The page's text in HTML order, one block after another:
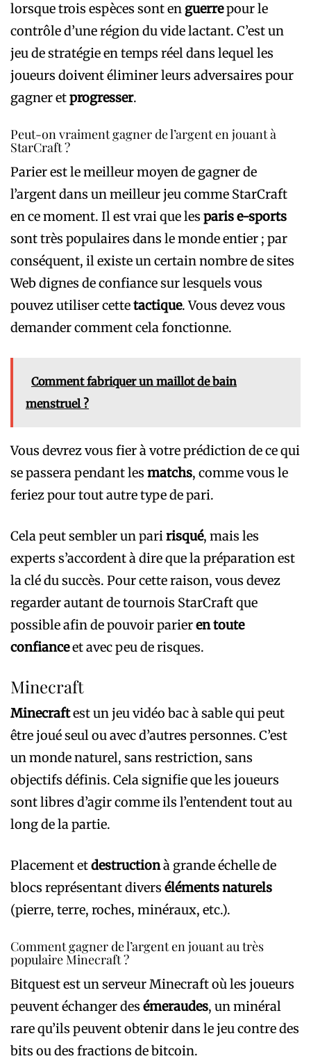
lorsque trois espèces sont en guerrepour le
contrôle d’une région du vide lactant. C’est un
jeu de stratégie en temps réel dans lequel les
joueurs doivent éliminer leurs adversaires pour
gagner etprogresser.
Peut-on vraiment gagner de l’argent en jouant à
StarCraft ?
Parier est le meilleur moyen de gagner de
l’argent dans un meilleur jeu comme StarCraft
en ce moment. Il est vrai que les parise-sports
sont très populaires dans le monde entier ; par
conséquent, il existe un certain nombre de sites
Web dignes de confiance sur lesquels vous
pouvez utiliser cettetactique. Vous devez vous
demander comment cela fonctionne.
Comment fabriquer un maillot de bain
menstruel ?
Vous devrez vous fier à votre prédiction de ce qui
se passera pendant les matchs, comme vous le
feriez pour tout autre type de pari.
Cela peut sembler un paririsqué, mais les
experts s’accordent à dire que la préparation est
la clé du succès. Pour cette raison, vous devez
regarder autant de tournois StarCraft que
possible afin de pouvoir parieren toute
confianceet avec peu de risques.
Minecraft
Minecraftest un jeu vidéo bac à sable qui peut
être joué seul ou avec d’autres personnes. C’est
un monde naturel, sans restriction, sans
objectifs définis. Cela signifie que les joueurs
sont libres d’agir comme ils l’entendent tout au
long de la partie.
Placement etdestructionà grande échelle de
blocs représentant divers éléments naturels
(pierre, terre, roches, minéraux, etc.).
Comment gagner de l’argent en jouant au très
populaire Minecraft ?
Bitquest est un serveur Minecraft où les joueurs
peuvent échanger des émeraudes, un minéral
rare qu’ils peuvent obtenir dans le jeu contre des
bits ou des fractions de bitcoin.